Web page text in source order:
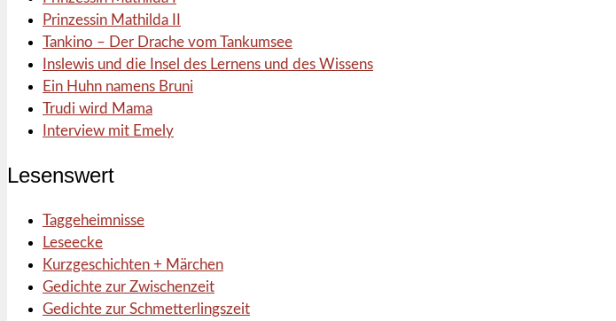
Prinzessin Mathilda II
Tankino – Der Drache vom Tankumsee
Inslewis und die Insel des Lernens und des Wissens
Ein Huhn namens Bruni
Trudi wird Mama
Interview mit Emely
Lesenswert
Taggeheimnisse
Leseecke
Kurzgeschichten + Märchen
Gedichte zur Zwischenzeit
Gedichte zur Schmetterlingszeit